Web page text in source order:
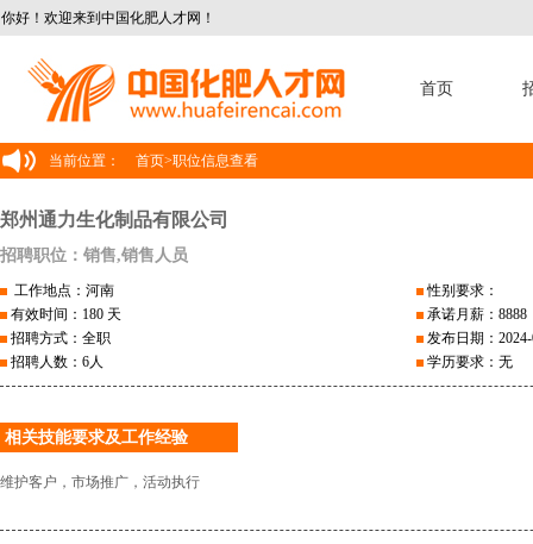
你好！欢迎来到中国化肥人才网！
首页
当前位置： 首页>职位信息查看
郑州通力生化制品有限公司
招聘职位：销售,销售人员
工作地点：河南
有效时间：180 天
招聘方式：全职
招聘人数：6人
性别要求：
承诺月薪：8888
发布日期：
学历要求：无
相关技能要求及工作经验
维护客户，市场推广，活动执行